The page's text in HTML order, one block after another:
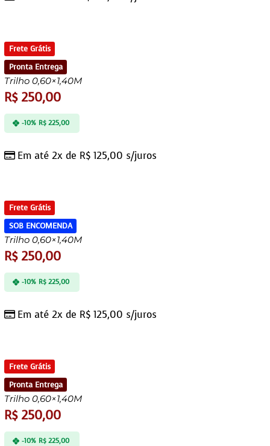
Frete Grátis
Pronta Entrega
Trilho 0,60×1,40M
R$250,00
Em até 2x de R$ 125,00 s/juros
-10% R$225,00
Frete Grátis
SOB ENCOMENDA
Trilho 0,60×1,40M
R$250,00
Em até 2x de R$ 125,00 s/juros
-10% R$225,00
Frete Grátis
Pronta Entrega
Trilho 0,60×1,40M
R$250,00
-10% R$225,00